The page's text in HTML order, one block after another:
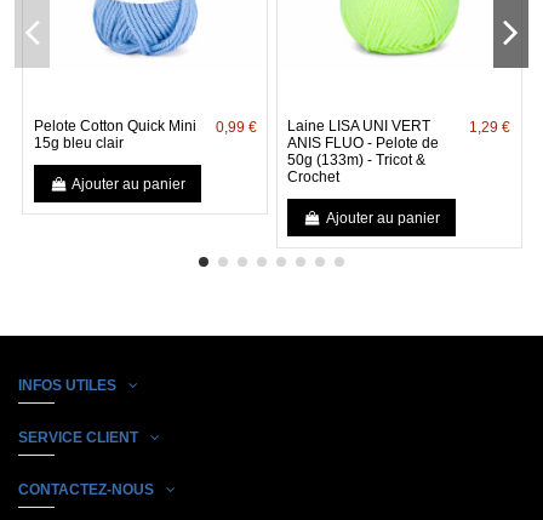
Pelote Cotton Quick Mini
15g bleu clair
0,99 €
Ajouter au panier
Laine LISA UNI VERT
ANIS FLUO - Pelote de
50g (133m) - Tricot &
Crochet
1,29 €
Ajouter au panier
INFOS UTILES
SERVICE CLIENT
CONTACTEZ-NOUS